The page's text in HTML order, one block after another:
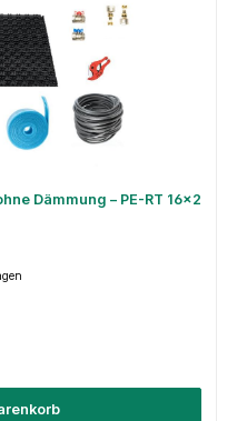
Dämmung – PE-RT 16×2